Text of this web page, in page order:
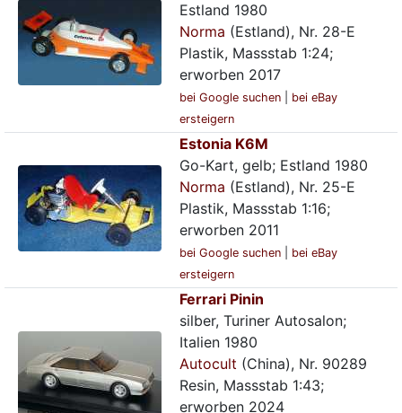
Estland 1980
Norma (Estland), Nr. 28-E
Plastik, Massstab 1:24;
erworben 2017
bei Google suchen
bei eBay
ersteigern
Estonia K6M
Go-Kart, gelb; Estland 1980
Norma (Estland), Nr. 25-E
Plastik, Massstab 1:16;
erworben 2011
bei Google suchen
bei eBay
ersteigern
Ferrari Pinin
silber, Turiner Autosalon;
Italien 1980
Autocult (China), Nr. 90289
Resin, Massstab 1:43;
erworben 2024